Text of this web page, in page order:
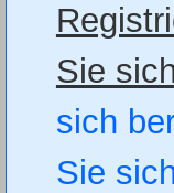
Sie
sich
Sie